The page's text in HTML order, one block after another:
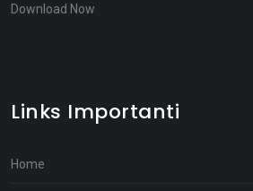
Download Now
Links Importanti
Home